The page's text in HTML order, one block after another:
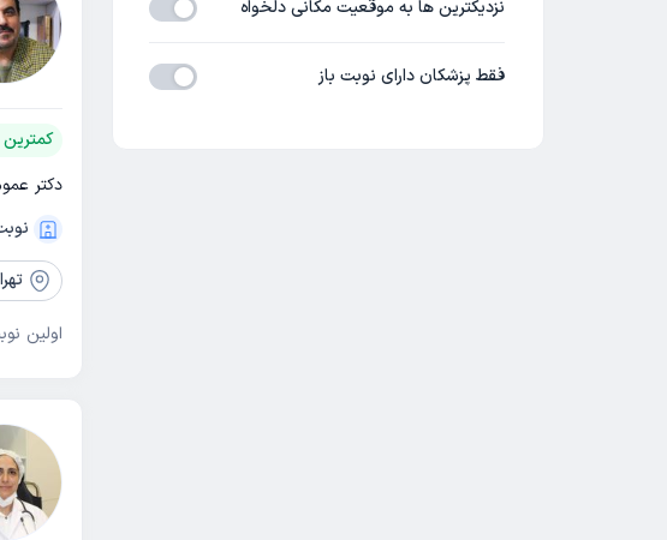
دکتر
اولین
نزدیکترین ها به موقعیت مکانی دلخواه
فقط پزشکان دارای نوبت باز